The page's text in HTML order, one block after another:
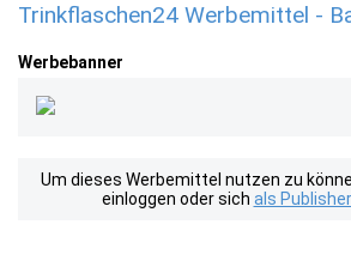
Trinkflaschen24 Werbemittel -
Werbebanner
Um dieses Werbemittel nutzen zu
einloggen oder sich als